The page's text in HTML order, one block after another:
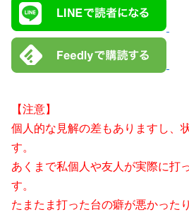
【注意】
個人的な見解の差もありますし、
す。
あくまで私個人や友人が実際に打
す。
たまたま打った台の癖が悪かった